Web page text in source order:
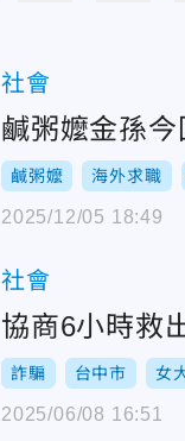
社會
鹹粥嬤金孫
鹹粥嬤 海外求職
2025/12/05 18:49
社會
協商6小時救
詐騙 台中市 女
2025/06/08 16:51